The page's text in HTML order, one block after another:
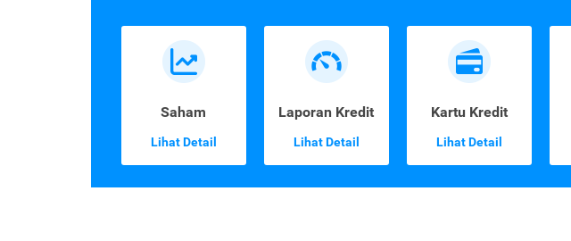
Saham
Lihat Detail
Laporan Kredit
Lihat Detail
Kartu Kredit
Lihat Detail